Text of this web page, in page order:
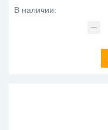
В наличии: